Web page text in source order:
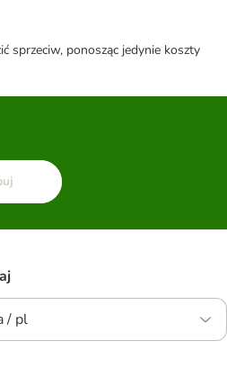
sprzeciw, ponosząc jedynie koszty
/ pl